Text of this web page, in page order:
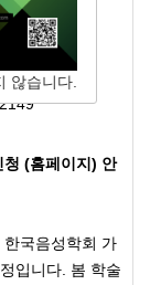
회 가을
) 안내
(홈페이지) 안
국음성학회 가
입니다. 봄 학술
않습니다.
않습니다.
않습니다.
않습니다.